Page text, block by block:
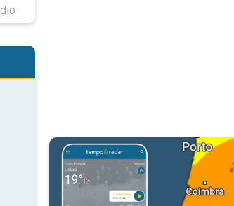
Alertas e avisos meteorológicos.